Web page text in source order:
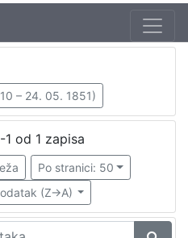
– 24. 05. 1851)
1 od 1 zapisa
Po stranici: 50
(Z->A)